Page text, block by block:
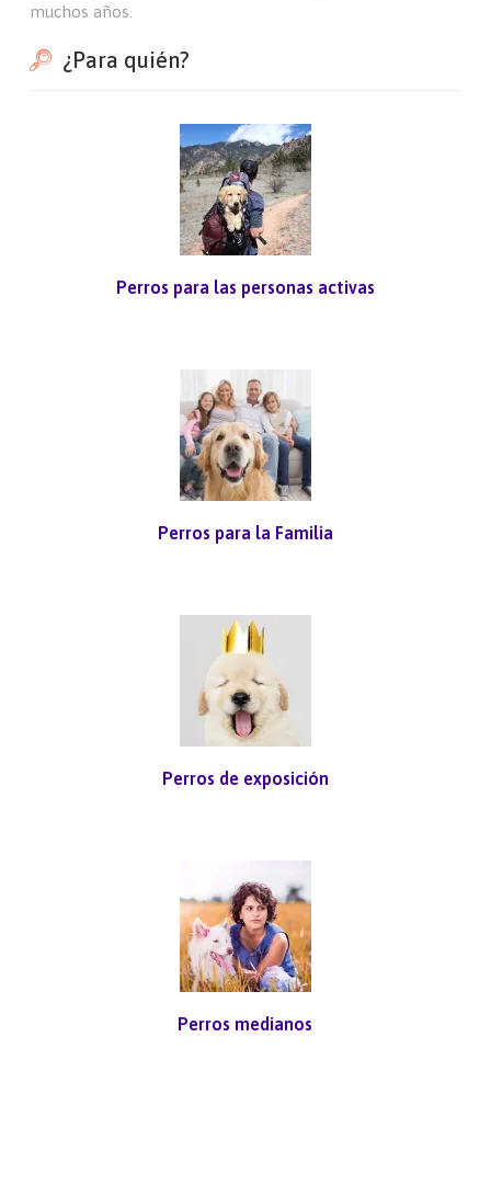
muchos años.
¿Para quién?
Perros para las personas activas
Perros para la Familia
Perros de exposición
Perros medianos